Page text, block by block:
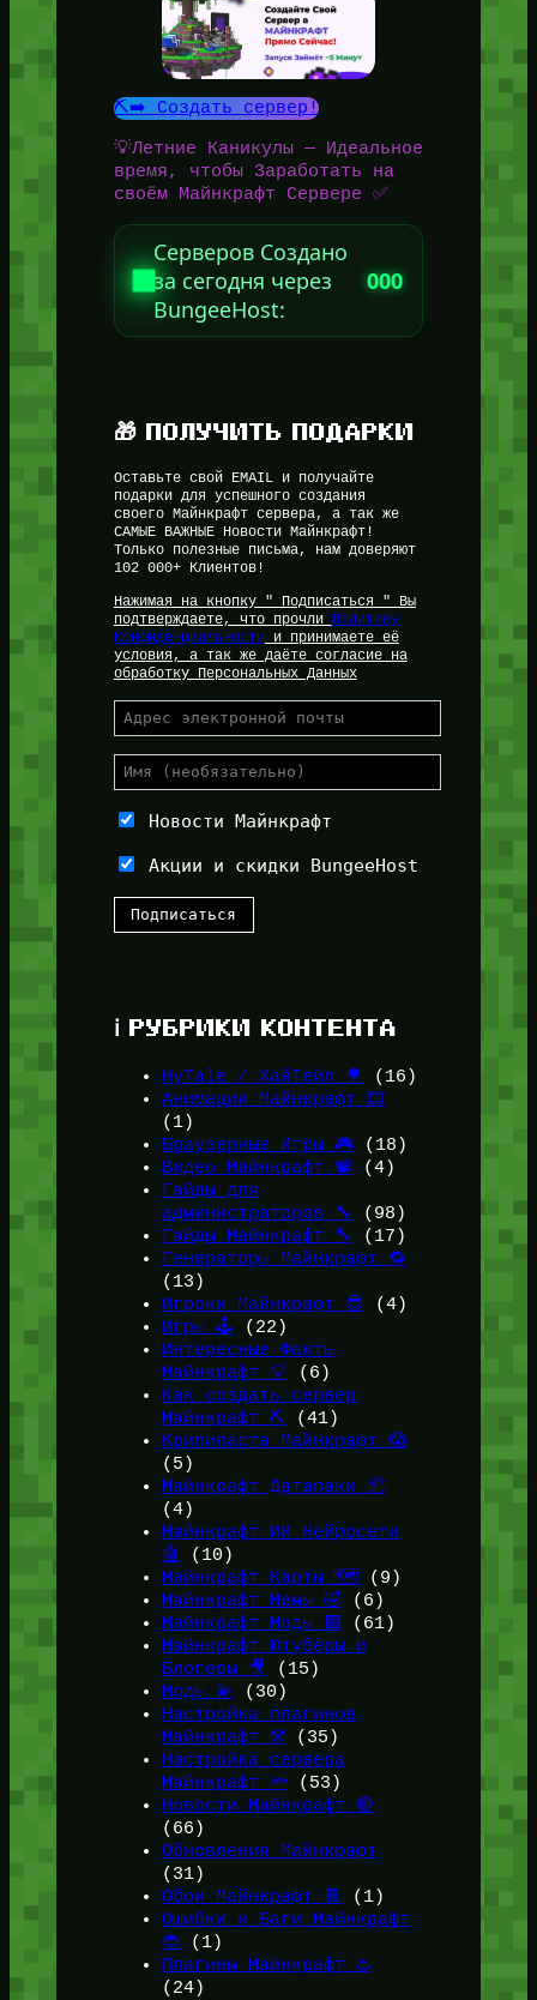
⛏️➡️ Создать сервер!
💡Летние Каникулы — Идеальное
время, чтобы Заработать на
своём Майнкрафт Сервере ✅
Серверов Создано
за сегодня через
BungeeHost:
000
🎁 ПОЛУЧИТЬ ПОДАРКИ
Оставьте свой EMAIL и получайте
подарки для успешного создания
своего Майнкрафт сервера, а так же
САМЫЕ ВАЖНЫЕ Новости Майнкрафт!
Только полезные письма, нам доверяют
102 000+ Клиентов!
Нажимая на кнопку " Подписаться " Вы
подтверждаете, что прочли Политику
Конфиденциальностии принимаете её
условия, а так же даёте согласие на
обработку Персональных Данных
Новости Майнкрафт
Акции и скидки BungeeHost
ℹ️ РУБРИКИ КОНТЕНТА
HyTale / ХайТейл 🌳
(16)
Анимации Майнкрафт 🎞️
(1)
Браузерные Игры 🎮(18)
Видео Майнкрафт 📽️ (4)
Гайды для
администраторов 🔧
(98)
Гайды Майнкрафт 🔨
(17)
Генераторы Майнкрафт 🔁
(13)
Игроки Майнкрафт 😎 (4)
Игры 🕹️ (22)
Интересные Факты
Майнкрафт 💡(6)
Как создать сервер
Майнкрафт ⛏️ (41)
Крипипаста Майнкрафт 😱
(5)
Майнкрафт Датапаки 📦
(4)
Майнкрафт ИИ Нейросети
🤖
(10)
Майнкрафт Карты 🗺️ (9)
Майнкрафт Мемы 🤣 (6)
Майнкрафт Моды 🟩
(61)
Майнкрафт Ютуберы и
Блогеры 🎥
(15)
Моды 💫
(30)
Настройка плагинов
Майнкрафт ⚒️(35)
Настройка сервера
Майнкрафт 🔦 (53)
Новости Майнкрафт 🔴
(66)
Обновления Майнкрафт
(31)
Обои Майнкрафт 📔
(1)
Ошибки и Баги Майнкрафт
🐞(1)
Плагины Майнкрафт ♨️
(24)